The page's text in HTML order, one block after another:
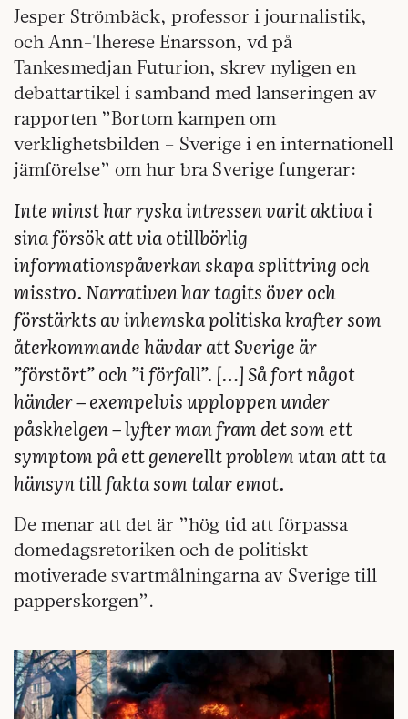
Jesper Strömbäck, professor i journalistik,
och Ann-Therese Enarsson, vd på
Tankesmedjan Futurion, skrev nyligen en
debattartikel i samband med lanseringen av
rapporten ”Bortom kampen om
verklighetsbilden – Sverige i en internationell
jämförelse” om hur bra Sverige fungerar:
Inte minst har ryska intressen varit aktiva i
sina försök att via otillbörlig
informationspåverkan skapa splittring och
misstro. Narrativen har tagits över och
förstärkts av inhemska politiska krafter som
återkommande hävdar att Sverige är
”förstört” och ”i förfall”. […] Så fort något
händer – exempelvis upploppen under
påskhelgen – lyfter man fram det som ett
symptom på ett generellt problem utan att ta
hänsyn till fakta som talar emot.
De menar att det är ”hög tid att förpassa
domedagsretoriken och de politiskt
motiverade svartmålningarna av Sverige till
papperskorgen”.